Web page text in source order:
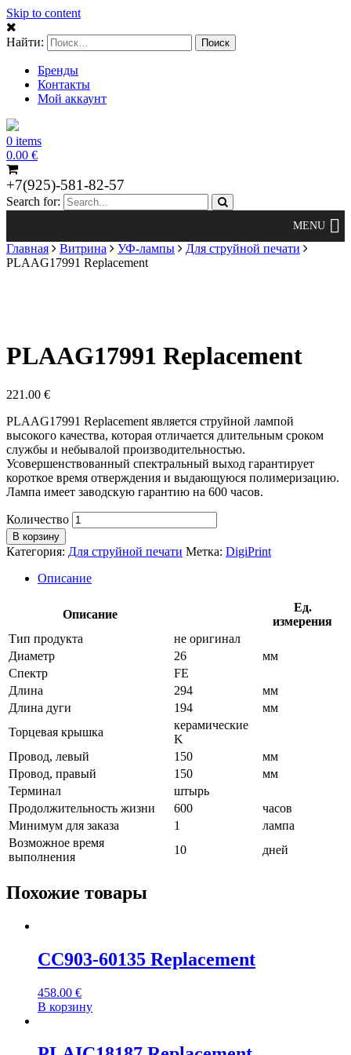
Skip to content
Найти:
Бренды
Контакты
Мой аккаунт
0 items
0.00 €
+7(925)-581-82-57
Search for:
Главная Витрина УФ-лампы
Для струйной печати
PLAAG17991 Replacement
PLAAG17991 Replacement
221.00 €
PLAAG17991 Replacement является струйной лампой
высокого качества, которая отличается длительным сроком
службы и небывалой производительностью.
Усовершенствованный спектральный выход гарантирует
короткое время отверждения и выдающуюся полимеризацию.
Лампа имеет заводскую гарантию на 600 часов.
Количество
В корзину
Категория: Для струйной печати Метка: DigiPrint
Описание
Описание
Ед.
измерения
Тип продукта
не оригинал
Диаметр
26
мм
Спектр
FE
Длина
294
мм
Длина дуги
194
мм
Торцевая крышка
керамические
K
Провод, левый
150
мм
Провод, правый
150
мм
Терминал
штырь
Продолжительность жизни
600
часов
Минимум для заказа
1
лампа
Возможное время
выполнения
10 дней
Похожие товары
CC903-60135 Replacement
458.00 €
В корзину